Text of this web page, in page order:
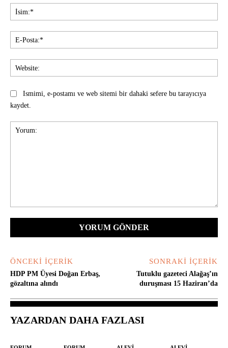
Ismimi, e-postamı ve web sitemi bir dahaki sefere bu tarayıcıya
kaydet.
ÖNCEKI İÇERIK
HDP PM Üyesi Doğan Erbaş,
gözaltına alındı
SONRAKI İÇERIK
Tutuklu gazeteci Alağaş’ın
duruşması 15 Haziran’da
YAZARDAN DAHA FAZLASI